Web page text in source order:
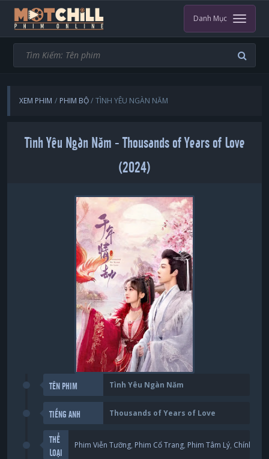
Danh Mục
XEM PHIM PHIM BỘ TÌNH YÊU NGÀN NĂM
Tình Yêu Ngàn Năm - Thousands of Years of Love
(2024)
TÊN PHIM Tình Yêu Ngàn Năm
TIẾNG ANH Thousands of Years of Love
THỂ
LOẠI
Phim Viễn Tưỡng, Phim Cổ Trang, Phim Tâm Lý, Chính Kịch